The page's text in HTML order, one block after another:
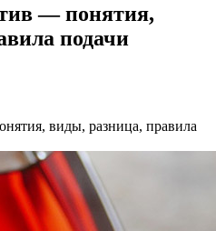
— понятия,
подачи
виды, разница, правила